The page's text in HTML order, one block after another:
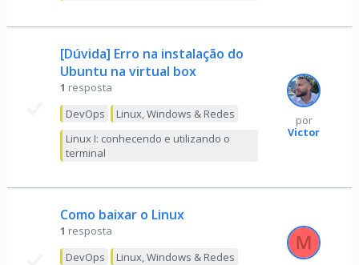
[Dúvida] Erro na instalação do
Ubuntu na virtual box
1 resposta
DevOps
Linux, Windows & Redes
Linux I: conhecendo e utilizando o
terminal
por
Victor
Como baixar o Linux
1 resposta
DevOps
Linux, Windows & Redes